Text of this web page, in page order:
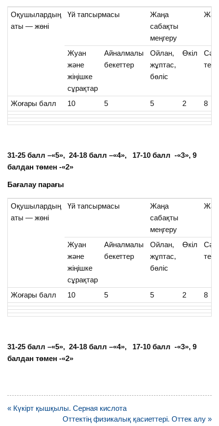
Оқушылардың
аты — жөні
Үй тапсырмасы
Жаңа
сабақты
меңгеру
Жуан
және
жіңішке
сұрақтар
Айналмалы
бекеттер
Ойлан,
жұптас,
бөліс
Өкіл
Жоғары балл 10 5 5 2 8
31-25 балл –«5», 24-18 балл –«4», 17-10 балл -«3», 9
балдан төмен -«2»
Бағалау парағы
Оқушылардың
аты — жөні
Үй тапсырмасы
Жаңа
сабақты
меңгеру
Жуан
және
жіңішке
сұрақтар
Айналмалы
бекеттер
Ойлан,
жұптас,
бөліс
Өкіл
Жоғары балл 10 5 5 2 8
31-25 балл –«5», 24-18 балл –«4», 17-10 балл -«3», 9
балдан төмен -«2»
Навигация
« Күкірт қышқылы. Серная кислота
Оттектің физикалық қасиеттері. Оттек алу »